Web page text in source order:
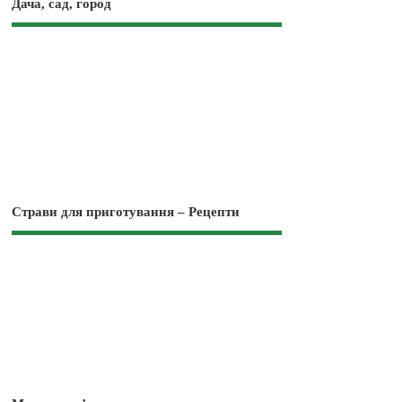
Дача, сад, город
Страви для приготування – Рецепти